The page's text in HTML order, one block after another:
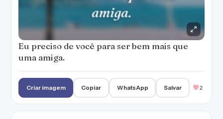
Eu preciso de você para ser bem mais que
uma amiga.
Criar imagem Copiar WhatsApp Salvar 2